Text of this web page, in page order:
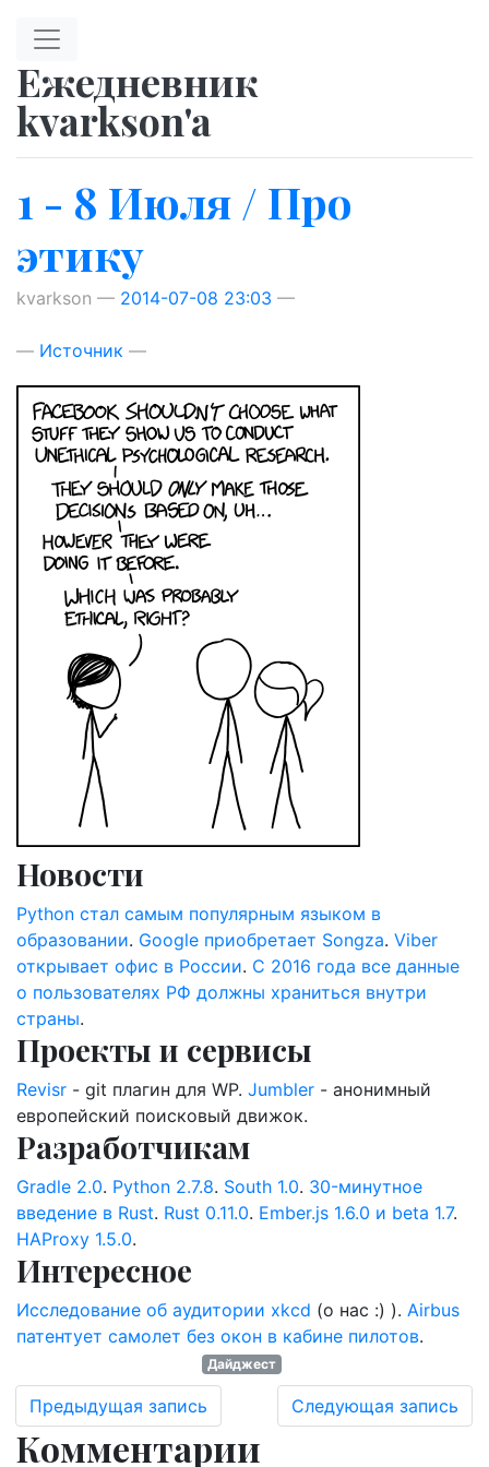
Ежедневник
kvarkson'a
1 - 8 Июля / Про
этику
kvarkson 2014-07-08 23:03
Источник
Новости
Python стал самым популярным языком в
образовании. Google приобретает Songza. Viber
открывает офис в России. С 2016 года все данные
о пользователях РФ должны храниться внутри
страны.
Проекты и сервисы
Revisr - git плагин для WP. Jumbler - анонимный
европейский поисковый движок.
Разработчикам
Gradle 2.0. Python 2.7.8. South 1.0. 30-минутное
введение в Rust. Rust 0.11.0. Ember.js 1.6.0 и beta 1.7.
HAProxy 1.5.0.
Интересное
Исследование об аудитории xkcd (о нас :) ). Airbus
патентует самолет без окон в кабине пилотов.
Дайджест
Предыдущая запись Следующая запись
Комментарии